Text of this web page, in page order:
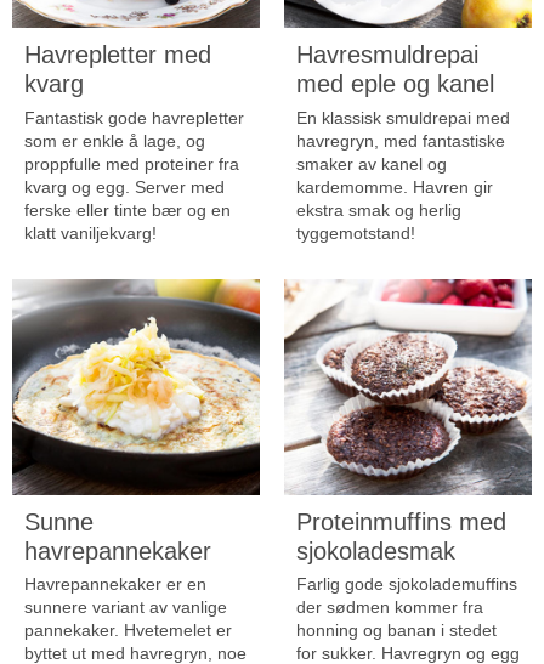
Havrepletter med
kvarg
Fantastisk gode havrepletter
som er enkle å lage, og
proppfulle med proteiner fra
kvarg og egg. Server med
ferske eller tinte bær og en
klatt vaniljekvarg!
Havresmuldrepai
med eple og kanel
En klassisk smuldrepai med
havregryn, med fantastiske
smaker av kanel og
kardemomme. Havren gir
ekstra smak og herlig
tyggemotstand!
Sunne
havrepannekaker
Havrepannekaker er en
sunnere variant av vanlige
pannekaker. Hvetemelet er
byttet ut med havregryn, noe
Proteinmuffins med
sjokoladesmak
Farlig gode sjokolademuffins
der sødmen kommer fra
honning og banan i stedet
for sukker. Havregryn og egg